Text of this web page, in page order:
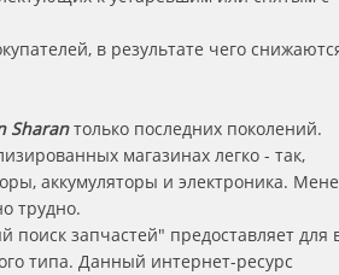
в результате чего
Sharanтолько последних поколений.
магазинах легко - так,
аккумуляторы и электроника.
трудно.
запчастей" предоставляет для
типа. Данный интернет-ресурс